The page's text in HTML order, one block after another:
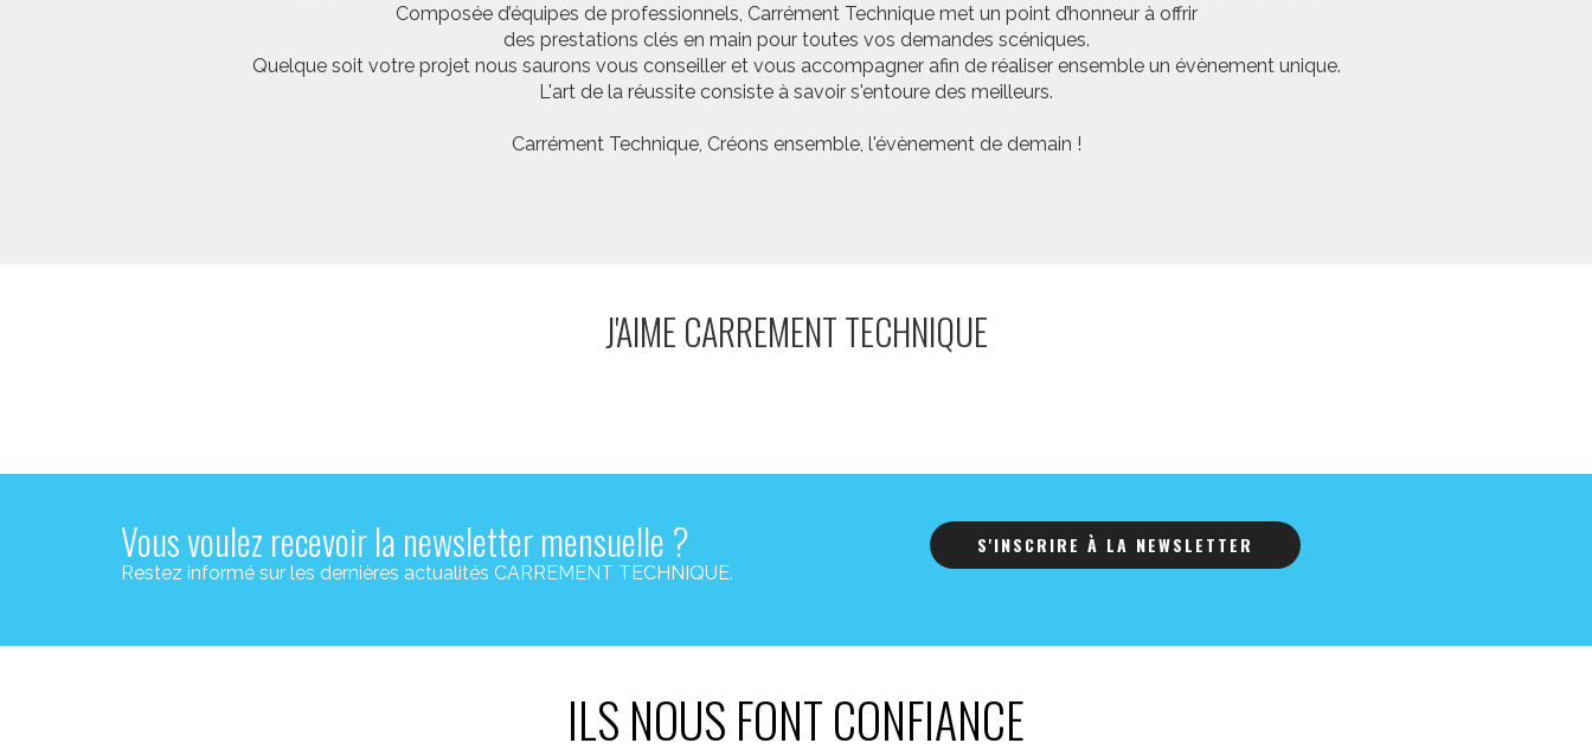
Composée d’équipes de professionnels, Carrément Technique met un point d’honneur à offrir
des prestations clés en main pour toutes vos demandes scéniques.
Quelque soit votre projet nous saurons vous conseiller et vous accompagner afin de réaliser ensemble un évènement unique.
L'art de la réussite consiste à savoir s'entoure des meilleurs.
Carrément Technique, Créons ensemble, l'évènement de demain !
J'AIME CARREMENT TECHNIQUE
Vous voulez recevoir la newsletter mensuelle ?
Restez informé sur les dernières actualités CARREMENT TECHNIQUE.
S'INSCRIRE À LA NEWSLETTER
ILS NOUS FONT CONFIANCE